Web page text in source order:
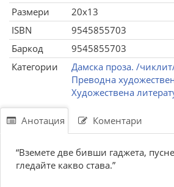
Размери
20x13
ISBN
9545855703
Баркод
9545855703
Категории
Дамска проза. /
Преводна
Художествена
Анотация Коментари
“Вземете две бивши гаджета,
гледайте какво става.”